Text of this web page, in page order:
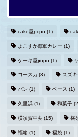
cake屋popo (1)
よこすか海軍カレー (1)
ケーキ屋popo (1)
コースカ (3) スズキ
パン (1) ベース (1)
久里浜 (1) 和菓子
横須賀中央 (15) 横
福箱 (1) 福袋 (1)